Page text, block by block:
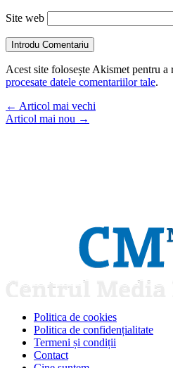
Site web
Introdu Comentariu
Acest site folosește Akismet pentru a
procesate datele comentariilor tale.
← Articol mai vechi
Articol mai nou →
Politica de cookies
Politica de confidențialitate
Termeni și condiții
Contact